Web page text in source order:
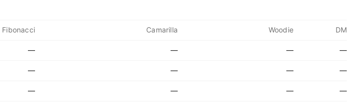
Fibonacci Camarilla Woodie DM
— — — —
— — — —
— — — —